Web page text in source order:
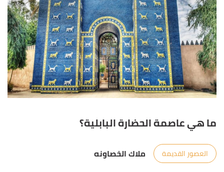
ما هي عاصمة الحضارة البابلية؟
العصور القديمة
ملاك الخصاونه